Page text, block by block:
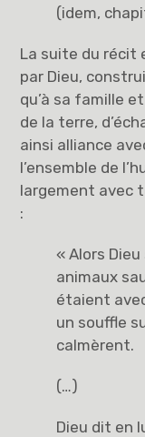
(idem,
La suite du récit
par Dieu,
qu’à sa famille
de la terre,
ainsi alliance
l’ensemble de
largement avec
:
« Alors
animaux
étaient
un souffle
calmèrent.
(…)
Dieu dit en